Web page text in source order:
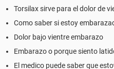
Torsilax sirve para el dolor de
Como saber si estoy
Dolor bajo vientre embarazo
Embarazo o porque siento
El medico puede saber que